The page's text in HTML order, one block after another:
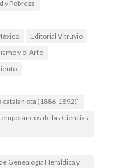
y Pobreza
Editorial Vitruvio
y el Arte
catalanista (1886-1892)”
de las Ciencias
Genealogía Heráldica y